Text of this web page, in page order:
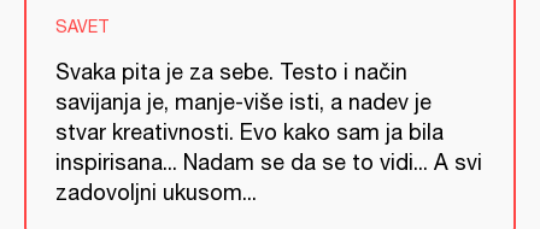
SAVET
Svaka pita je za sebe. Testo i način
savijanja je, manje-više isti, a nadev je
stvar kreativnosti. Evo kako sam ja bila
inspirisana... Nadam se da se to vidi... A svi
zadovoljni ukusom...